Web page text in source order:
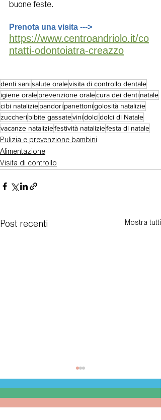
buone feste.
Prenota una visita --->
https://www.centroandriolo.it/co
ntatti-odontoiatra-creazzo
denti sanisalute oralevisita di controllo dentale
igiene oraleprevenzione oralecura dei dentinatale
cibi nataliziepandoripanettonigolosità natalizie
zuccheribibite gassatevinidolcidolci di Natale
vacanze nataliziefestività nataliziefesta di natale
Pulizia e prevenzione bambini
Alimentazione
Visita di controllo
Post recenti Mostra tutti